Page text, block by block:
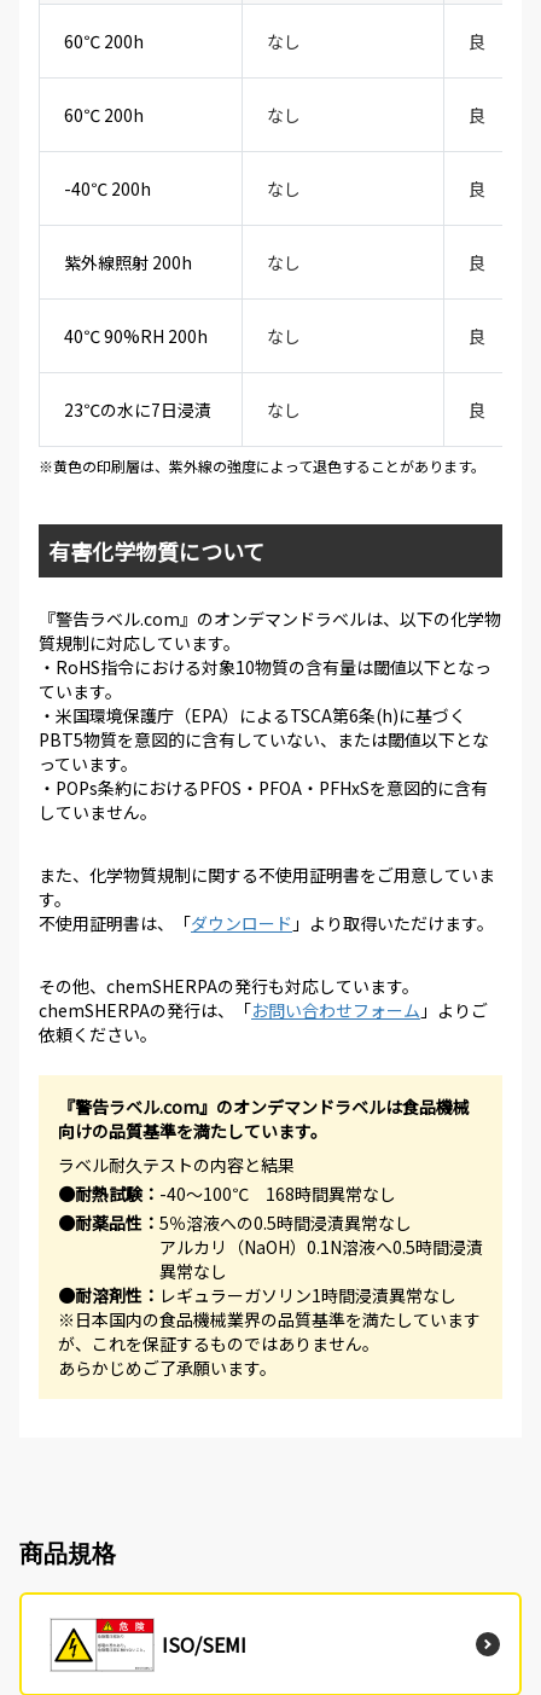
60℃ 200h なし 良
60℃ 200h なし 良
-40℃ 200h なし 良
紫外線照射 200h なし 良
40℃ 90%RH 200h なし 良
23℃の水に7日浸漬 なし 良
※黄色の印刷層は、紫外線の強度によって退色することがあります。
有害化学物質について
『警告ラベル.com』のオンデマンドラベルは、以下の化学物
質規制に対応しています。
・RoHS指令における対象10物質の含有量は閾値以下となっ
ています。
・米国環境保護庁（EPA）によるTSCA第6条(h)に基づく
PBT5物質を意図的に含有していない、または閾値以下とな
っています。
・POPs条約におけるPFOS・PFOA・PFHxSを意図的に含有
していません。
また、化学物質規制に関する不使用証明書をご用意していま
す。
不使用証明書は、「ダウンロード 」より取得いただけます。
その他、chemSHERPAの発行も対応しています。
chemSHERPAの発行は、「お問い合わせフォーム 」よりご
依頼ください。
『警告ラベル.com』のオンデマンドラベルは食品機械
向けの品質基準を満たしています。
ラベル耐久テストの内容と結果
●耐熱試験： -40～100℃ 168時間異常なし
●耐薬品性： 5％溶液への0.5時間浸漬異常なし
アルカリ（NaOH）0.1N溶液へ0.5時間浸漬
異常なし
●耐溶剤性： レギュラーガソリン1時間浸漬異常なし
※日本国内の食品機械業界の品質基準を満たしています
が、これを保証するものではありません。
あらかじめご了承願います。
商品規格
ISO/SEMI